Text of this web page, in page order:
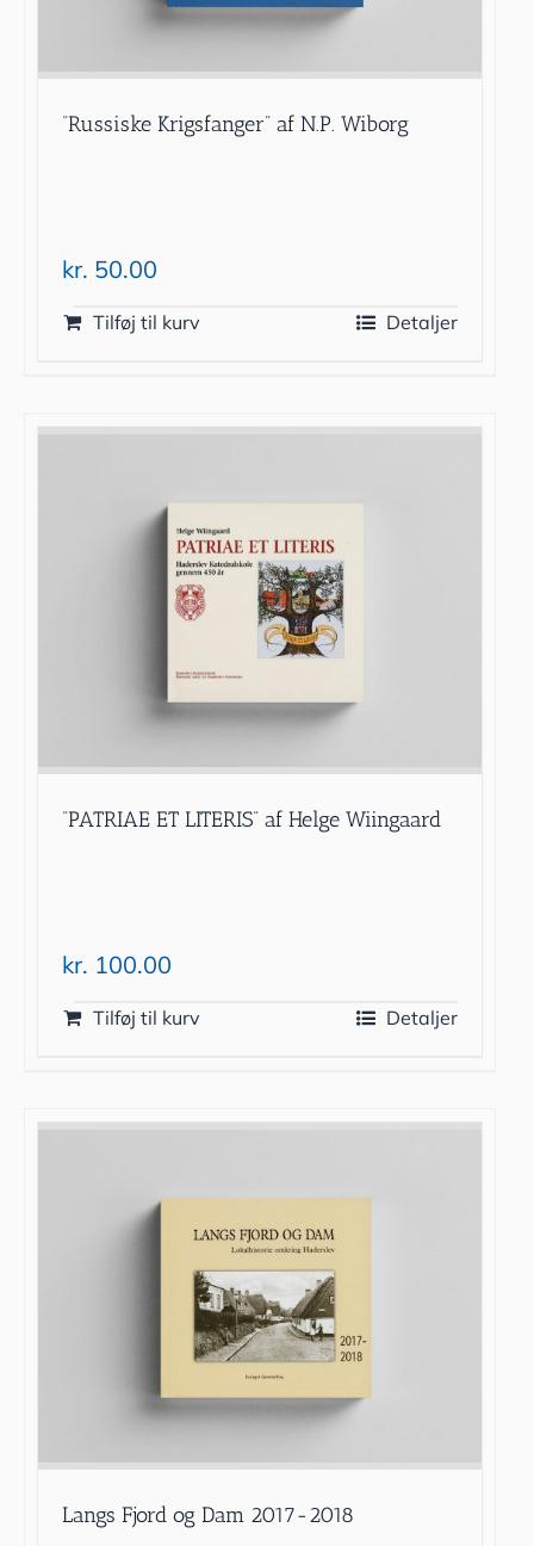
“Russiske Krigsfanger” af N.P. Wiborg
kr. 50.00
Tilføj til kurv Detaljer
“PATRIAE ET LITERIS” af Helge Wiingaard
kr. 100.00
Tilføj til kurv Detaljer
Langs Fjord og Dam 2017-2018